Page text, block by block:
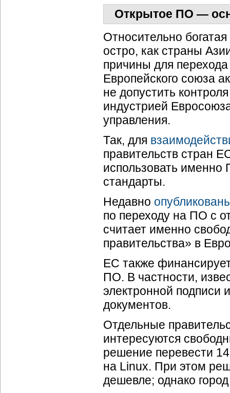
Открытое ПО —
Относительно
остро, как страны
причины для
Европейского союза
не допустить
индустрией
управления.
Так, для
правительств стран
использовать
стандарты.
Недавно
по переходу на ПО с
считает именно
правительства» в
ЕС также
ПО. В частности,
электронной подписи
документов.
Отдельные
интересуются
решение перевести
на Linux. При этом
дешевле; однако